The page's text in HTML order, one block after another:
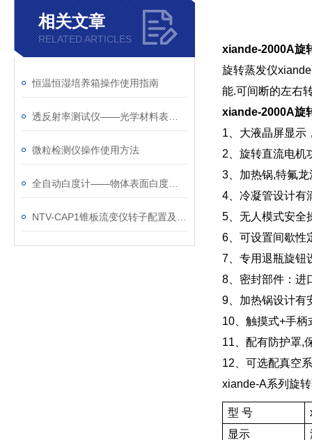
相关文章
RELATED ARTICLES
恒温恒湿培养箱操作使用指南
微粒检测仪操作使用方法
xiande-2000A旋
旋转蒸发仪
能.可间断的左右
xiande-2000A旋
1、大液晶屏显
2、旋转直流电机
3、加热锅,特氟
4、冷凝管设计有
5、无人模式安
6、可设置间歇性
7、专用退瓶
8、密封部件：
9、加热锅设计有
10、触摸式+手
11、配有防护罩,
12、可选配真空
xiande-A系列旋
型 号
显示